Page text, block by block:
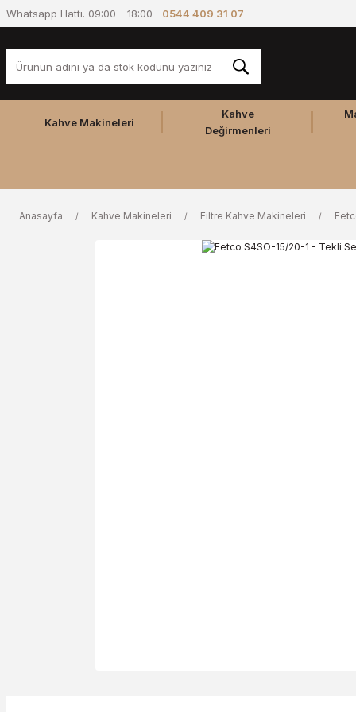
Whatsapp Hattı. 09:00 - 18:00 0544 409 31 07
Kahve Makineleri
Kahve
Değirmenleri
Anasayfa Kahve Makineleri Filtre Kahve Makineleri